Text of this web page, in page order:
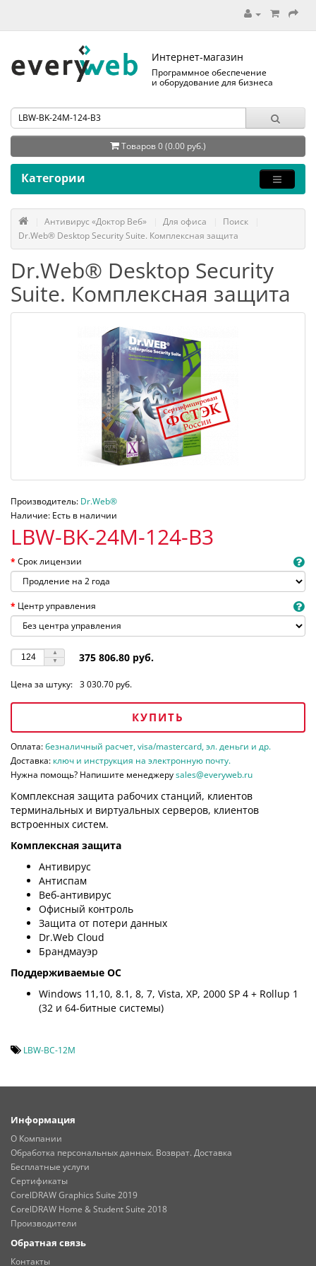
Интернет-магазин
Программное обеспечение
и оборудование для бизнеса
Товаров 0 (0.00 руб.)
Категории
Антивирус «Доктор Веб» Для офиса
Поиск
Dr.Web® Desktop Security Suite. Комплексная защита
Dr.Web® Desktop Security
Suite. Комплексная защита
Производитель: Dr.Web®
Наличие: Есть в наличии
LBW-BK-24M-124-B3
Срок лицензии
Центр управления
375 806.80 руб.
Цена за штуку: 3 030.70 руб.
КУПИТЬ
Оплата:безналичный расчет, visa/mastercard, эл. деньги и др.
Доставка: ключ и инструкция на электронную почту.
Нужна помощь? Напишите менеджеруsales@everyweb.ru
Комплексная защита рабочих станций, клиентов
терминальных и виртуальных серверов, клиентов
встроенных систем.
Комплексная защита
Антивирус
Антиспам
Веб-антивирус
Офисный контроль
Защита от потери данных
Dr.Web Cloud
Брандмауэр
Поддерживаемые ОС
Windows 11,10, 8.1, 8, 7, Vista, XP, 2000 SP 4 + Rollup 1
(32 и 64-битные системы)
LBW-BC-12M
Информация
О Компании
Обработка персональных данных. Возврат. Доставка
Бесплатные услуги
Сертификаты
CorelDRAW Graphics Suite 2019
CorelDRAW Home & Student Suite 2018
Производители
Обратная связь
Контакты